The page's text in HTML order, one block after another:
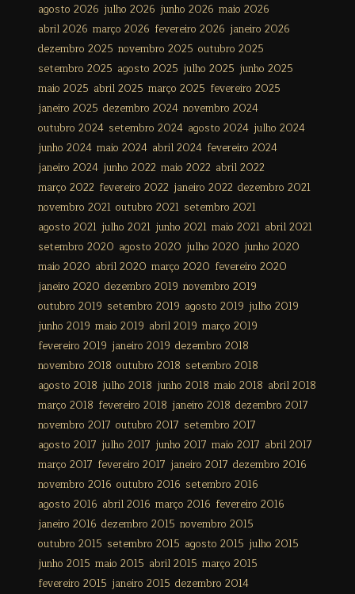
agosto 2026 julho 2026 junho 2026 maio 2026
abril 2026 março 2026 fevereiro 2026 janeiro 2026
dezembro 2025 novembro 2025 outubro 2025
setembro 2025 agosto 2025 julho 2025 junho 2025
maio 2025 abril 2025 março 2025 fevereiro 2025
janeiro 2025 dezembro 2024 novembro 2024
outubro 2024 setembro 2024 agosto 2024 julho 2024
junho 2024 maio 2024 abril 2024 fevereiro 2024
janeiro 2024 junho 2022 maio 2022 abril 2022
março 2022 fevereiro 2022 janeiro 2022 dezembro 2021
novembro 2021 outubro 2021 setembro 2021
agosto 2021 julho 2021 junho 2021 maio 2021 abril 2021
setembro 2020 agosto 2020 julho 2020 junho 2020
maio 2020 abril 2020 março 2020 fevereiro 2020
janeiro 2020 dezembro 2019 novembro 2019
outubro 2019 setembro 2019 agosto 2019 julho 2019
junho 2019 maio 2019 abril 2019 março 2019
fevereiro 2019 janeiro 2019 dezembro 2018
novembro 2018 outubro 2018 setembro 2018
agosto 2018 julho 2018 junho 2018 maio 2018 abril 2018
março 2018 fevereiro 2018 janeiro 2018 dezembro 2017
novembro 2017 outubro 2017 setembro 2017
agosto 2017 julho 2017 junho 2017 maio 2017 abril 2017
março 2017 fevereiro 2017 janeiro 2017 dezembro 2016
novembro 2016 outubro 2016 setembro 2016
agosto 2016 abril 2016 março 2016 fevereiro 2016
janeiro 2016 dezembro 2015 novembro 2015
outubro 2015 setembro 2015 agosto 2015 julho 2015
junho 2015 maio 2015 abril 2015 março 2015
fevereiro 2015 janeiro 2015 dezembro 2014